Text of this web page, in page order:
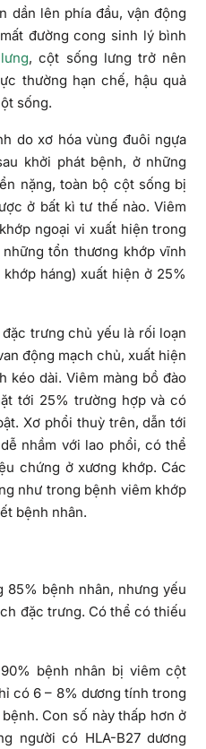
dần lên phía đầu, vận động
đường cong sinh lý bình
, cột sống lưng trở nên
thường hạn chế, hậu quả
sống.
do xơ hóa vùng đuôi ngựa
khởi phát bệnh, ở những
nặng, toàn bộ cột sống bị
ở bất kì tư thế nào. Viêm
ngoại vi xuất hiện trong
tổn thương khớp vĩnh
háng) xuất hiện ở 25%
trưng chủ yếu là rối loạn
động mạch chủ, xuất hiện
kéo dài. Viêm màng bồ đào
tới 25% trường hợp và có
Xơ phổi thuỳ trên, dẫn tới
nhầm với lao phổi, có thể
chứng ở xương khớp. Các
như trong bệnh viêm khớp
bệnh nhân.
bệnh nhân, nhưng yếu
đặc trưng. Có thể có thiếu
bệnh nhân bị viêm cột
có 6 – 8% dương tính trong
Con số này thấp hơn ở
người có HLA-B27 dương